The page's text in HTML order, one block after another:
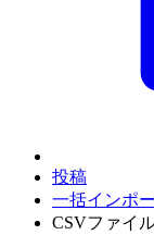
投稿
一括インポ
CSVファイ